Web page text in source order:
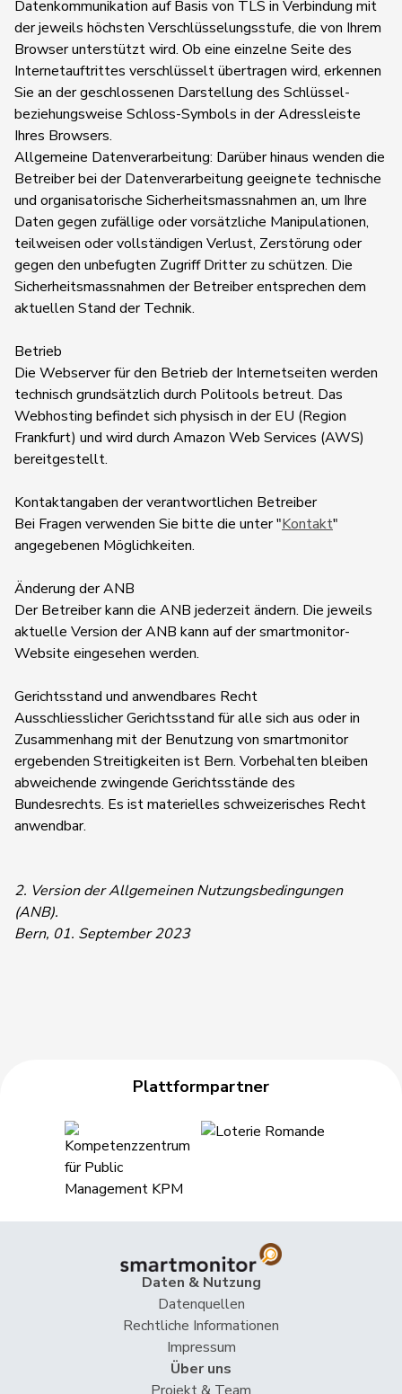
Datenkommunikation auf Basis von TLS in Verbindung mit
der jeweils höchsten Verschlüsselungsstufe, die von Ihrem
Browser unterstützt wird. Ob eine einzelne Seite des
Internetauftrittes verschlüsselt übertragen wird, erkennen
Sie an der geschlossenen Darstellung des Schlüssel-
beziehungsweise Schloss-Symbols in der Adressleiste
Ihres Browsers.
Allgemeine Datenverarbeitung: Darüber hinaus wenden die
Betreiber bei der Datenverarbeitung geeignete technische
und organisatorische Sicherheitsmassnahmen an, um Ihre
Daten gegen zufällige oder vorsätzliche Manipulationen,
teilweisen oder vollständigen Verlust, Zerstörung oder
gegen den unbefugten Zugriff Dritter zu schützen. Die
Sicherheitsmassnahmen der Betreiber entsprechen dem
aktuellen Stand der Technik.
Betrieb
Die Webserver für den Betrieb der Internetseiten werden
technisch grundsätzlich durch Politools betreut. Das
Webhosting befindet sich physisch in der EU (Region
Frankfurt) und wird durch Amazon Web Services (AWS)
bereitgestellt.
Kontaktangaben der verantwortlichen Betreiber
Bei Fragen verwenden Sie bitte die unter "Kontakt"
angegebenen Möglichkeiten.
Änderung der ANB
Der Betreiber kann die ANB jederzeit ändern. Die jeweils
aktuelle Version der ANB kann auf der smartmonitor-
Website eingesehen werden.
Gerichtsstand und anwendbares Recht
Ausschliesslicher Gerichtsstand für alle sich aus oder in
Zusammenhang mit der Benutzung von smartmonitor
ergebenden Streitigkeiten ist Bern. Vorbehalten bleiben
abweichende zwingende Gerichtsstände des
Bundesrechts. Es ist materielles schweizerisches Recht
anwendbar.
2. Version der Allgemeinen Nutzungsbedingungen
(ANB).
Bern, 01. September 2023
Plattformpartner
Daten & Nutzung
Datenquellen
Rechtliche Informationen
Impressum
Über uns